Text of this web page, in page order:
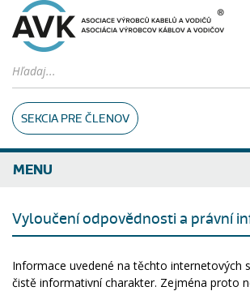
SEKCIA PRE ČLENOV
MENU
Vyloučení odpovědnosti a právní
Informace uvedené na těchto internetových
čistě informativní charakter. Zejména proto